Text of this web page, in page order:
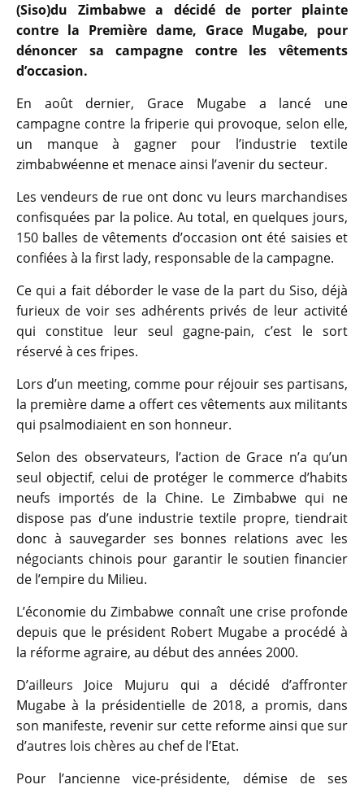
(Siso)du Zimbabwe a décidé de porter plainte
contre la Première dame, Grace Mugabe, pour
dénoncer sa campagne contre les vêtements
d’occasion.
En août dernier, Grace Mugabe a lancé une
campagne contre la friperie qui provoque, selon elle,
un manque à gagner pour l’industrie textile
zimbabwéenne et menace ainsi l’avenir du secteur.
Les vendeurs de rue ont donc vu leurs marchandises
confisquées par la police. Au total, en quelques jours,
150 balles de vêtements d’occasion ont été saisies et
confiées à la first lady, responsable de la campagne.
Ce qui a fait déborder le vase de la part du Siso, déjà
furieux de voir ses adhérents privés de leur activité
qui constitue leur seul gagne-pain, c’est le sort
réservé à ces fripes.
Lors d’un meeting, comme pour réjouir ses partisans,
la première dame a offert ces vêtements aux militants
qui psalmodiaient en son honneur.
Selon des observateurs, l’action de Grace n’a qu’un
seul objectif, celui de protéger le commerce d’habits
neufs importés de la Chine. Le Zimbabwe qui ne
dispose pas d’une industrie textile propre, tiendrait
donc à sauvegarder ses bonnes relations avec les
négociants chinois pour garantir le soutien financier
de l’empire du Milieu.
L’économie du Zimbabwe connaît une crise profonde
depuis que le président Robert Mugabe a procédé à
la réforme agraire, au début des années 2000.
D’ailleurs Joice Mujuru qui a décidé d’affronter
Mugabe à la présidentielle de 2018, a promis, dans
son manifeste, revenir sur cette reforme ainsi que sur
d’autres lois chères au chef de l’Etat.
Pour l’ancienne vice-présidente, démise de ses